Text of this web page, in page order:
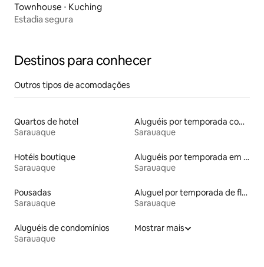
Townhouse ⋅ Kuching
Estadia segura
Destinos para conhecer
Outros tipos de acomodações
Quartos de hotel
Sarauaque
Aluguéis por temporada com café da manhã
Sarauaque
Hotéis boutique
Sarauaque
Aluguéis por temporada em albergue
Sarauaque
Pousadas
Sarauaque
Aluguel por temporada de flats
Sarauaque
Aluguéis de condomínios
Sarauaque
Mostrar mais